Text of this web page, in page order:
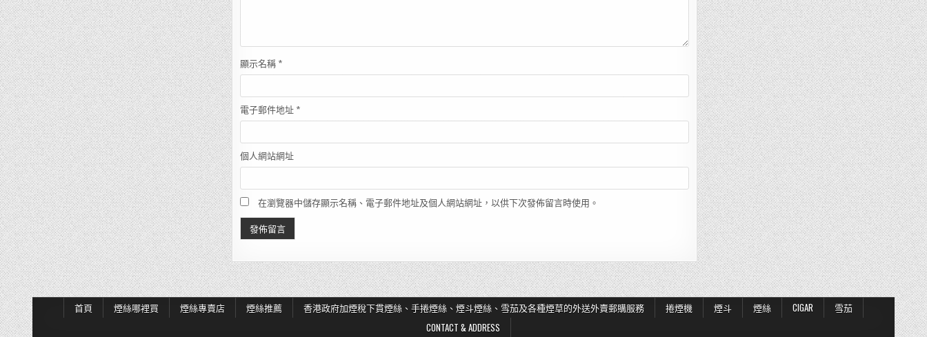
顯示名稱 *
電子郵件地址 *
個人網站網址
在瀏覽器中儲存顯示名稱、電子郵件地址及個人網站網址，以供下次發佈留言時使用。
首頁 煙絲哪裡買 煙絲專賣店 煙絲推薦 香港政府加煙稅下貫煙絲、手捲煙絲、煙斗煙絲、雪茄及各種煙草的外送外賣郵購服務 捲煙機 煙斗 煙絲 CIGAR
雪茄
CONTACT & ADDRESS